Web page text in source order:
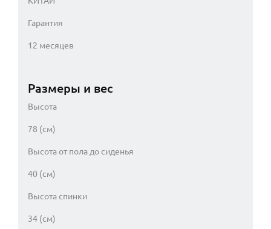
Гарантия
12 месяцев
Размеры и вес
Высота
78 (см)
Высота от пола до сиденья
40 (см)
Высота спинки
34 (см)